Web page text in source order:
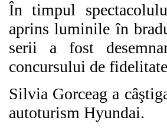
În timpul
aprins luminile în
serii a fost
concursului de
Silvia Gorceag a
autoturism Hyundai.